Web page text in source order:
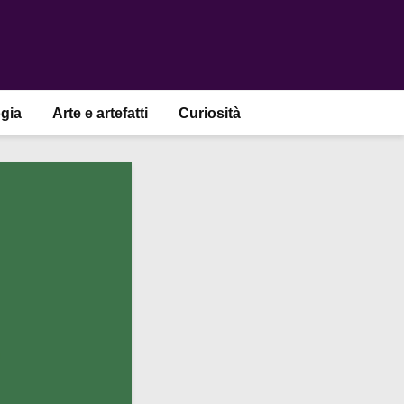
Arte e artefatti Curiosità